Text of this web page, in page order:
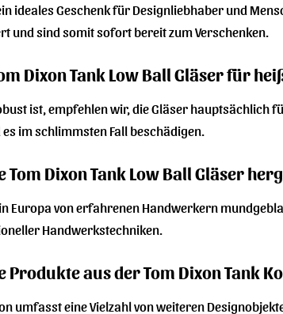
ideales Geschenk für Designliebhaber und
und sind somit sofort bereit zum Verschenken.
Dixon Tank Low Ball Gläser für
ist, empfehlen wir, die Gläser hauptsächlich
im schlimmsten Fall beschädigen.
Tom Dixon Tank Low Ball Gläser
Europa von erfahrenen Handwerkern
Handwerkstechniken.
Produkte aus der Tom Dixon Tank
umfasst eine Vielzahl von weiteren